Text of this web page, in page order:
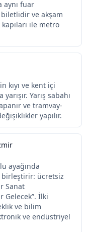
aynı fuar
ve akşam
ile metro
kıyı ve kent içi
Yarış sabahı
ve tramvay-
yapılır.
ayağında
birleştirir: ücretsiz
Sanat
Gelecek”. İlki
ve bilim
ve endüstriyel